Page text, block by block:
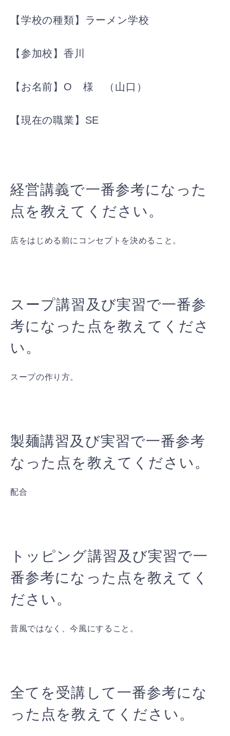
【学校の種類】ラーメン学校
【参加校】香川
【お名前】O 様 （山口）
【現在の職業】SE
経営講義で一番参考になった
点を教えてください。
店をはじめる前にコンセプトを決めること。
スープ講習及び実習で一番参
考になった点を教えてくださ
い。
スープの作り方。
製麺講習及び実習で一番参考
なった点を教えてください。
配合
トッピング講習及び実習で一
番参考になった点を教えてく
ださい。
昔風ではなく、今風にすること。
全てを受講して一番参考にな
った点を教えてください。